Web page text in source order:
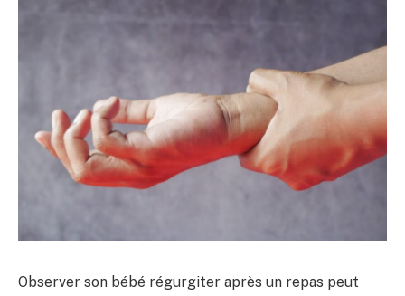
Observer son bébé régurgiter après un repas peut